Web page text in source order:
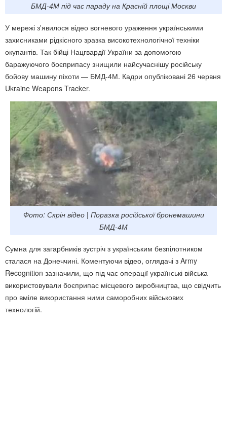
БМД-4М під час параду на Красній площі Москви
У мережі з'явилося відео вогневого ураження українськими
захисниками рідкісного зразка високотехнологічної техніки
окупантів. Так бійці Нацгвардії України за допомогою
баражуючого боєприпасу знищили найсучаснішу російську
бойову машину піхоти — БМД-4М. Кадри опубліковані 26 червня
Ukraine Weapons Tracker.
Фото: Скрін відео | Поразка російської бронемашини
БМД-4М
Сумна для загарбників зустріч з українським безпілотником
сталася на Донеччині. Коментуючи відео, оглядачі з Army
Recognition зазначили, що під час операції українські війська
використовували боєприпас місцевого виробництва, що свідчить
про вміле використання ними саморобних військових
технологій.